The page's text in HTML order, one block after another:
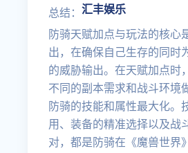
总结： 汇丰娱乐
防骑天赋加点与玩法的核心
出，在确保自己生存的同时
的威胁输出。在天赋加点时
不同的副本需求和战斗环境
防骑的技能和属性最大化。
用、装备的精准选择以及战
对，都是防骑在《魔兽世界